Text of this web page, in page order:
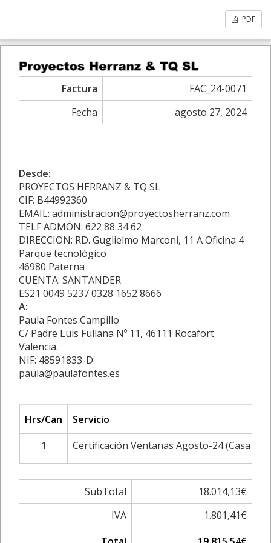
PDF
Factura
FAC_24-0071
Fecha
agosto 27, 2024
Desde:
PROYECTOS HERRANZ & TQ SL
CIF: B44992360
EMAIL: administracion@proyectosherranz.com
TELF ADMÓN: 622 88 34 62
DIRECCION: RD. Guglielmo Marconi, 11 A Oficina 4
Parque tecnológico
46980 Paterna
CUENTA: SANTANDER
ES21 0049 5237 0328 1652 8666
A:
Paula Fontes Campillo
C/ Padre Luis Fullana Nº 11, 46111 Rocafort
Valencia.
NIF: 48591833-D
paula@paulafontes.es
Hrs/Can
Servicio
1
Certificación Ventanas Agosto-24 (Casa B)
SubTotal
18.014,13€
IVA
1.801,41€